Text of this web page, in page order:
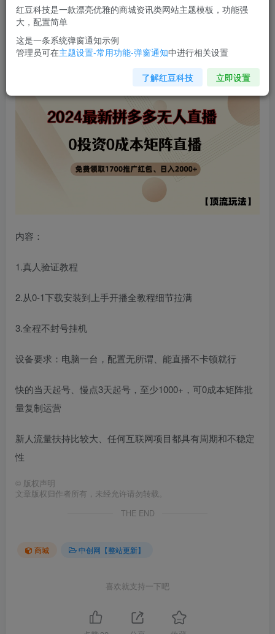
您当前未登录！建议登陆后购买，可保存购买订单
【顶流玩法】拼多多免费领取1700红包、无人直播0成本
内容：
1.真人验证教程
2.从0-1下载安装到上手开播全教程细节拉满
3.全程不封号挂机
设备要求：电脑一台，配置无所谓、能直播不卡顿就行
快的当天起号、慢点3天起号，至少1000+，可0成本矩阵批
量复制运营
新人流量扶持比较大、任何互联网项目都具有周期和不稳定
性
© 版权声明
文章版权归作者所有，未经允许请勿转载。
THE END
商城 中创网【整站更新】
喜欢就支持一下吧
红豆科技是一款漂亮优雅的商城资讯类网站主题模板，功能强
大，配置简单
这是一条系统弹窗通知示例
管理员可在主题设置-常用功能-弹窗通知中进行相关设置
了解红豆科技 立即设置